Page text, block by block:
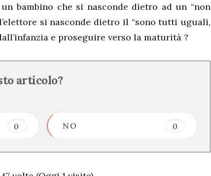
bambino che si nasconde dietro ad un “non
si nasconde dietro il “sono tutti uguali,
e proseguire verso la maturità ?
articolo?
0 NO 0